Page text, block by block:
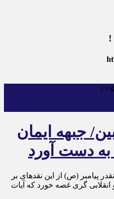
!
جبهه ایمان
به دست آورد
پیامبر (ص) از این نقدهای بر
گری غصه خورد که آیات